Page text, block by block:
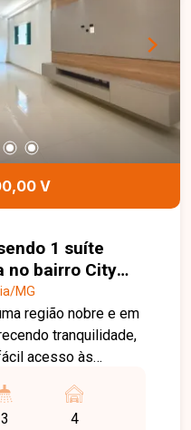
morar em uma
de Uberlândia.
sua visita!
V
1 suíte
no bairro City
MG
MG
região nobre e em
tranquilidade,
acesso às
e diversos
3 4